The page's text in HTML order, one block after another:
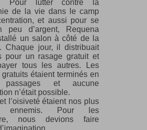
Pour lutter contre la
de la vie dans le camp
et aussi pour se
peu d’argent, Requena
un salon à côté de la
Chaque jour, il distribuait
pour un rasage gratuit et
tous les autres. Les
gratuits étaient terminés en
passages et aucune
n’était possible.
et l’oisiveté étaient nos plus
ennemis. Pour les
nous devions faire